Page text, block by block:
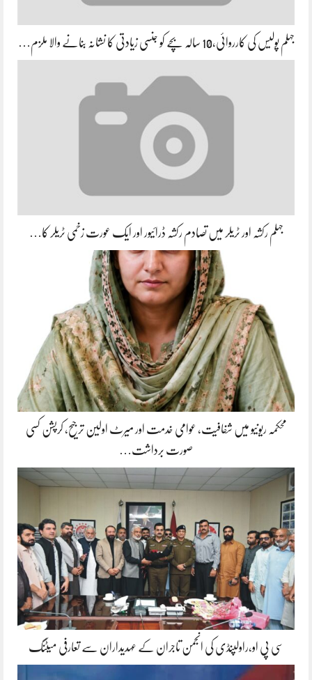
جہلم پولیس کی کارروائی،10 سالہ بچے کو جنسی زیادتی کا نشانہ بنانے والا ملزم…
جہلم رکشہ اور ٹریلر میں تصادم رکشہ ڈرائیور اور ایک عورت زخمی ٹریلر کا…
محکمہ ریونیو میں شفافیت، عوامی خدمت اور میرٹ اولین ترجیح، کرپشن کسی
صورت برداشت…
سی پی او،راولپنڈی کی انجمن تاجران کے عہدیداران سے تعارفی میٹنگ